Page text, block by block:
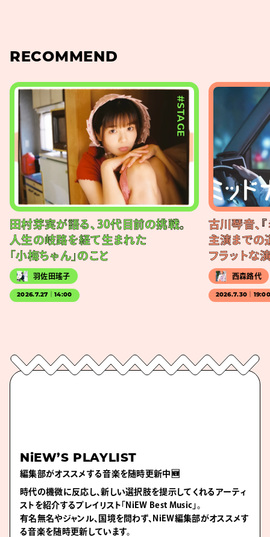
RECOMMEND
#STAGE
田村芽実が語る、30代目前の挑戦。
人生の岐路を経て生まれた
「小梅ちゃん」のこと
羽佐田瑤子
2026.7.27｜14:00
古川琴音、
主演までの
フラットな
西森路代
2026.7.30｜
NiEW’S PLAYLIST
編集部がオススメする音楽を随時更新中🆕
時代の機微に反応し、新しい選択肢を提示してくれるアーティ
ストを紹介するプレイリスト「NiEW Best Music」。
有名無名やジャンル、国境を問わず、NiEW編集部がオススメす
る音楽を随時更新しています。